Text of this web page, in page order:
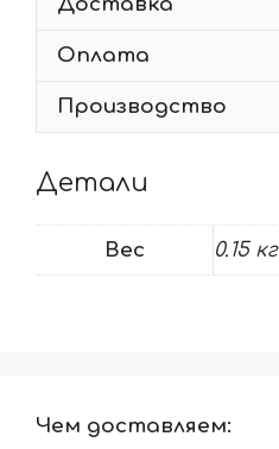
Доставка
Оплата
Производство
Детали
Вес 0.15 кг
Чем доставляем: